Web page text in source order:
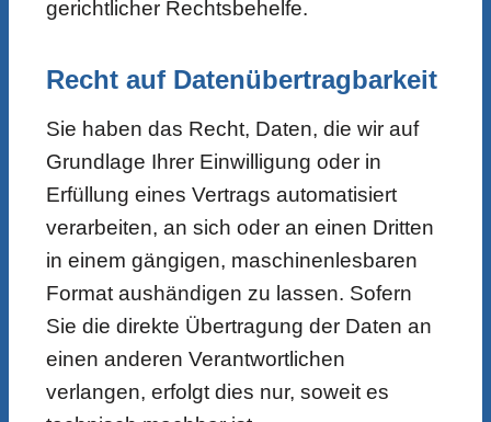
gerichtlicher Rechtsbehelfe.
Recht auf Daten­übertrag­barkeit
Sie haben das Recht, Daten, die wir auf
Grundlage Ihrer Einwilligung oder in
Erfüllung eines Vertrags automatisiert
verarbeiten, an sich oder an einen Dritten
in einem gängigen, maschinenlesbaren
Format aushändigen zu lassen. Sofern
Sie die direkte Übertragung der Daten an
einen anderen Verantwortlichen
verlangen, erfolgt dies nur, soweit es